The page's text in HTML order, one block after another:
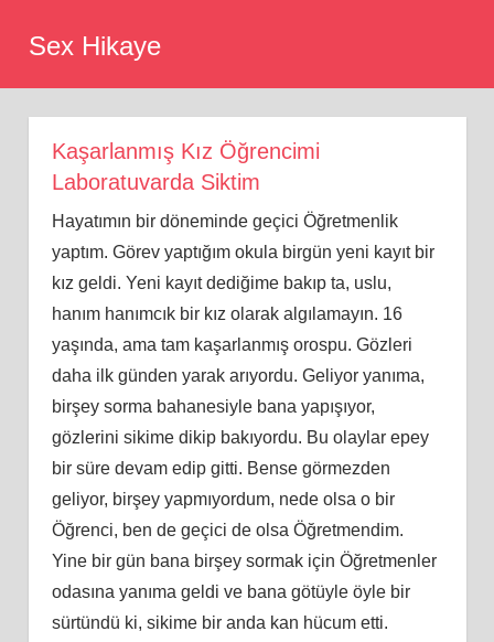
Sex Hikaye
Kaşarlanmış Kız Öğrencimi
Laboratuvarda Siktim
Hayatımın bir döneminde geçici Öğretmenlik
yaptım. Görev yaptığım okula birgün yeni kayıt bir
kız geldi. Yeni kayıt dediğime bakıp ta, uslu,
hanım hanımcık bir kız olarak algılamayın. 16
yaşında, ama tam kaşarlanmış orospu. Gözleri
daha ilk günden yarak arıyordu. Geliyor yanıma,
birşey sorma bahanesiyle bana yapışıyor,
gözlerini sikime dikip bakıyordu. Bu olaylar epey
bir süre devam edip gitti. Bense görmezden
geliyor, birşey yapmıyordum, nede olsa o bir
Öğrenci, ben de geçici de olsa Öğretmendim.
Yine bir gün bana birşey sormak için Öğretmenler
odasına yanıma geldi ve bana götüyle öyle bir
sürtündü ki, sikime bir anda kan hücum etti.